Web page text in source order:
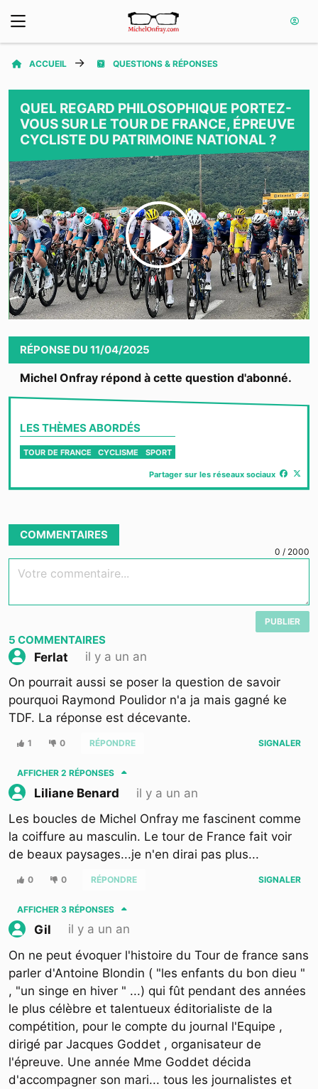
ACCUEIL QUESTIONS & RÉPONSES
QUEL REGARD PHILOSOPHIQUE PORTEZ-
VOUS SUR LE TOUR DE FRANCE, ÉPREUVE
CYCLISTE DU PATRIMOINE NATIONAL ?
Play
Video
RÉPONSE DU 11/04/2025
Michel Onfray répond à cette question d'abonné.
LES THÈMES ABORDÉS
TOUR DE FRANCE CYCLISME SPORT
Partager sur les réseaux sociaux
COMMENTAIRES
0 / 2000
Votre commentaire...
PUBLIER
5 COMMENTAIRES
Ferlat
il y a un an
On pourrait aussi se poser la question de savoir
pourquoi Raymond Poulidor n'a ja mais gagné ke
TDF. La réponse est décevante.
1 0 RÉPONDRE SIGNALER
AFFICHER 2 RÉPONSES
Liliane Benard
il y a un an
Les boucles de Michel Onfray me fascinent comme
la coiffure au masculin. Le tour de France fait voir
de beaux paysages...je n'en dirai pas plus...
0 0 RÉPONDRE SIGNALER
AFFICHER 3 RÉPONSES
Gil
il y a un an
On ne peut évoquer l'histoire du Tour de france sans
parler d'Antoine Blondin ( "les enfants du bon dieu "
, "un singe en hiver " ...) qui fût pendant des années
le plus célèbre et talentueux éditorialiste de la
compétition, pour le compte du journal l'Equipe ,
dirigé par Jacques Goddet , organisateur de
l'épreuve. Une année Mme Goddet décida
d'accompagner son mari... tous les journalistes et